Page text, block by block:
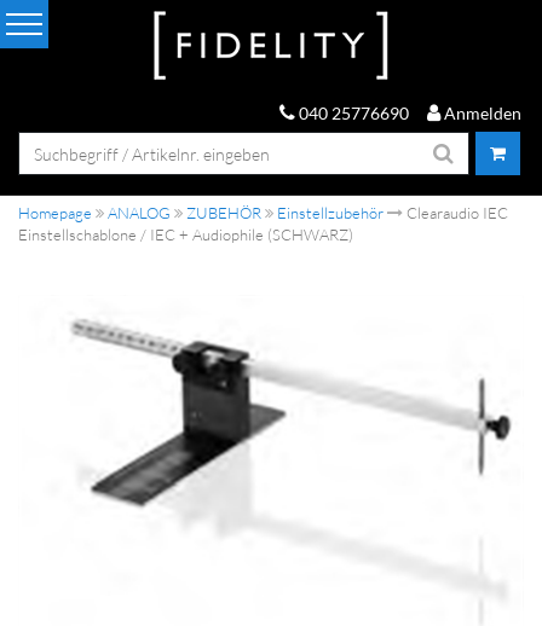
040 25776690 Anmelden
Homepage ANALOG ZUBEHÖR Einstellzubehör
Clearaudio IEC
Einstellschablone / IEC + Audiophile (SCHWARZ)